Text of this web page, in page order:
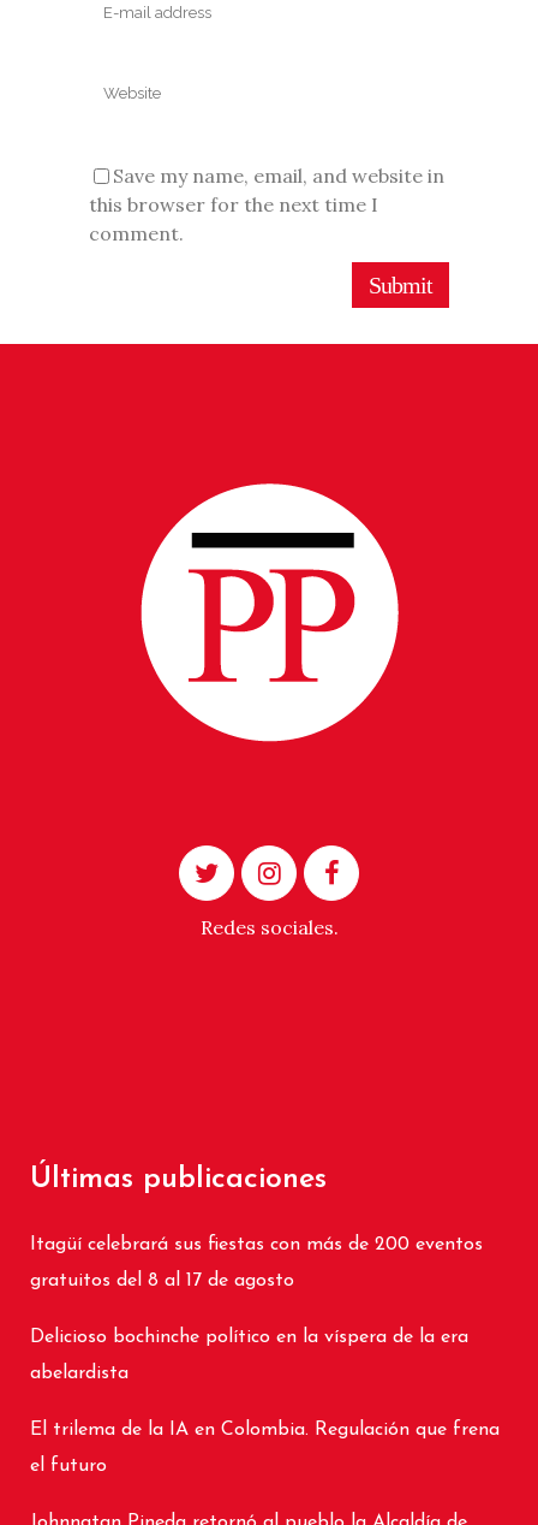
Save my name, email, and website in
this browser for the next time I
comment.
Redes sociales.
Últimas publicaciones
Itagüí celebrará sus fiestas con más de 200 eventos
gratuitos del 8 al 17 de agosto
Delicioso bochinche político en la víspera de la era
abelardista
El trilema de la IA en Colombia. Regulación que frena
el futuro